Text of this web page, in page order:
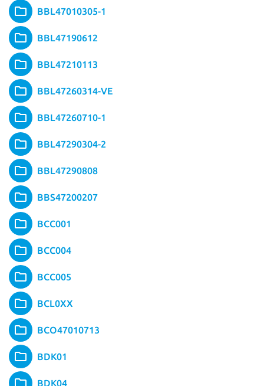
BBL47010305-1
BBL47190612
BBL47210113
BBL47260314-VE
BBL47260710-1
BBL47290304-2
BBL47290808
BBS47200207
BCC001
BCC004
BCC005
BCL0XX
BCO47010713
BDK01
BDK04